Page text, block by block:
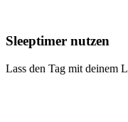
Sleeptimer nutzen
Lass den Tag mit deinem